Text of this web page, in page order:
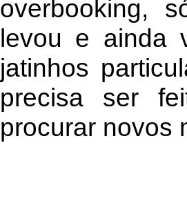
overbooking,
levou e ainda
jatinhos
precisa ser
procurar novos